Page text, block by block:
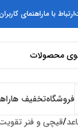
ارتباط با ماراهنمای
فروشگاهتخفیف ها
قیچی و فنر